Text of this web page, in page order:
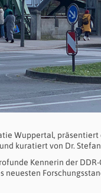
Wuppertal,
kuratiert von Dr.
Kennerin der
neuesten